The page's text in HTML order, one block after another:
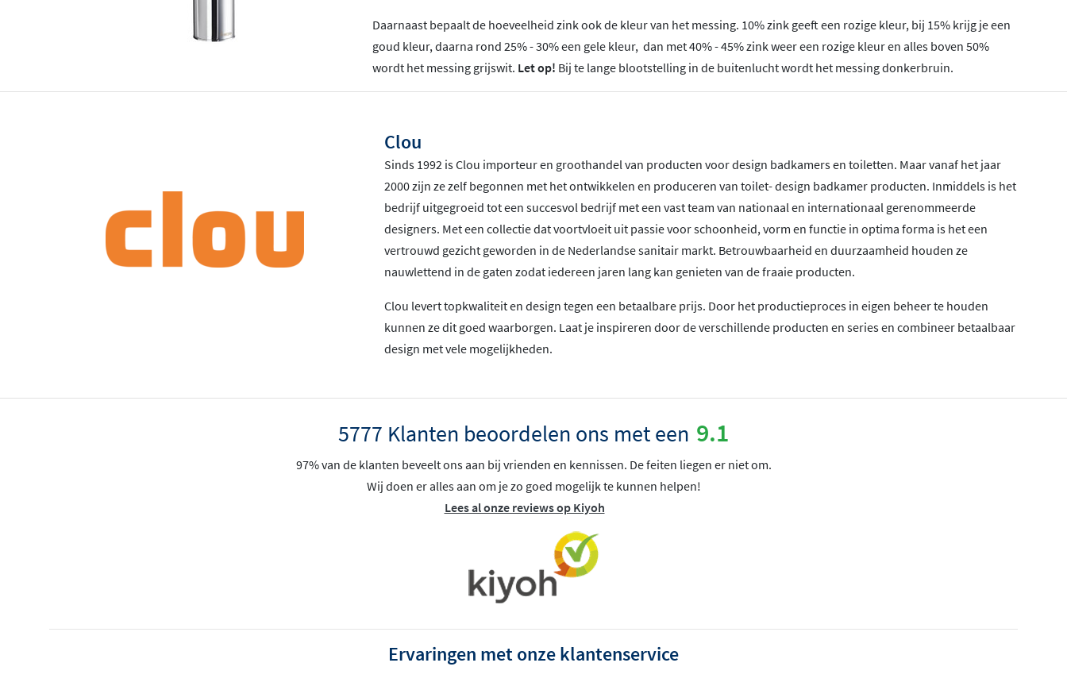
Daarnaast bepaalt de hoeveelheid zink ook de kleur van het messing. 10% zink geeft een rozige kleur, bij 15% krijg je een
goud kleur, daarna rond 25% - 30% een gele kleur, dan met 40% - 45% zink weer een rozige kleur en alles boven 50%
wordt het messing grijswit. Let op! Bij te lange blootstelling in de buitenlucht wordt het messing donkerbruin.
Clou
Sinds 1992 is Clou importeur en groothandel van producten voor design badkamers en toiletten. Maar vanaf het jaar
2000 zijn ze zelf begonnen met het ontwikkelen en produceren van toilet- design badkamer producten. Inmiddels is het
bedrijf uitgegroeid tot een succesvol bedrijf met een vast team van nationaal en internationaal gerenommeerde
designers. Met een collectie dat voortvloeit uit passie voor schoonheid, vorm en functie in optima forma is het een
vertrouwd gezicht geworden in de Nederlandse sanitair markt. Betrouwbaarheid en duurzaamheid houden ze
nauwlettend in de gaten zodat iedereen jaren lang kan genieten van de fraaie producten.
Clou levert topkwaliteit en design tegen een betaalbare prijs. Door het productieproces in eigen beheer te houden
kunnen ze dit goed waarborgen. Laat je inspireren door de verschillende producten en series en combineer betaalbaar
design met vele mogelijkheden.
5777 Klanten beoordelen ons met een 9.1
97% van de klanten beveelt ons aan bij vrienden en kennissen. De feiten liegen er niet om.
Wij doen er alles aan om je zo goed mogelijk te kunnen helpen!
Lees al onze reviews op Kiyoh
Ervaringen met onze klantenservice